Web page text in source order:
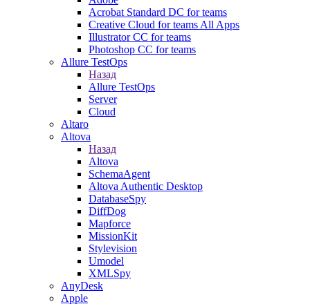
Acrobat Standard DC for teams
Creative Cloud for teams All Apps
Illustrator CC for teams
Photoshop CC for teams
Allure TestOps
Назад
Allure TestOps
Server
Cloud
Altaro
Altova
Назад
Altova
SchemaAgent
Altova Authentic Desktop
DatabaseSpy
DiffDog
Mapforce
MissionKit
Stylevision
Umodel
XMLSpy
AnyDesk
Apple